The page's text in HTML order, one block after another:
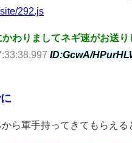
292.js
かわりましてネギ速がお送り
ID:GcwA/
ら軍手持ってきてもらえる